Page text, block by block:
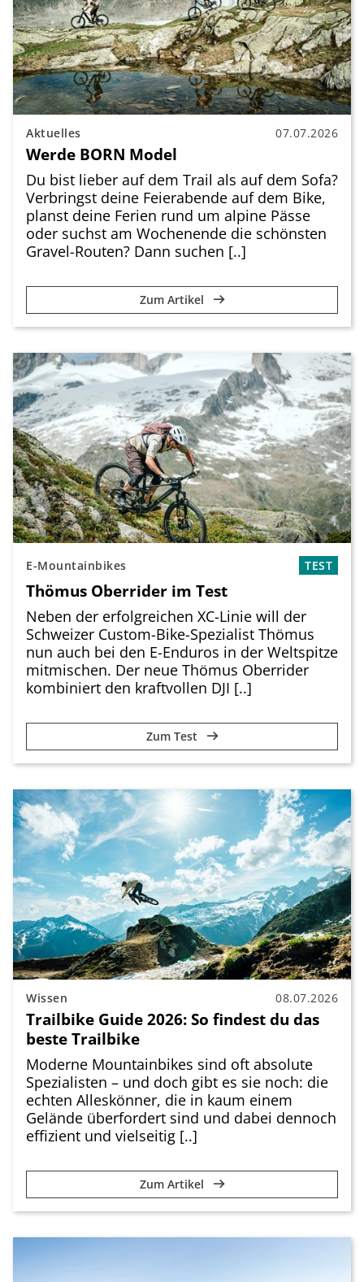
Aktuelles 07.07.2026
Werde BORN Model
Du bist lieber auf dem Trail als auf dem Sofa?
Verbringst deine Feierabende auf dem Bike,
planst deine Ferien rund um alpine Pässe
oder suchst am Wochenende die schönsten
Gravel-Routen? Dann suchen [..]
Zum Artikel
E-Mountainbikes TEST
Thömus Oberrider im Test
Neben der erfolgreichen XC-Linie will der
Schweizer Custom-Bike-Spezialist Thömus
nun auch bei den E-Enduros in der Weltspitze
mitmischen. Der neue Thömus Oberrider
kombiniert den kraftvollen DJI [..]
Zum Test
Wissen 08.07.2026
Trailbike Guide 2026: So findest du das
beste Trailbike
Moderne Mountainbikes sind oft absolute
Spezialisten – und doch gibt es sie noch: die
echten Alleskönner, die in kaum einem
Gelände überfordert sind und dabei dennoch
effizient und vielseitig [..]
Zum Artikel